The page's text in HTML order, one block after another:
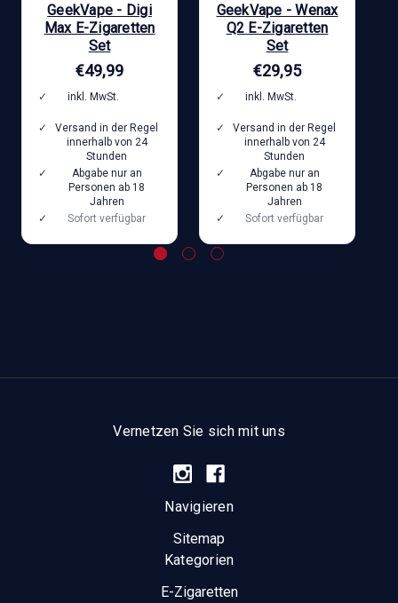
GeekVape - Digi
Max E-Zigaretten
Set
€49,99
inkl. MwSt.
Versand in der Regel
innerhalb von 24
Stunden
Abgabe nur an
Personen ab 18
Jahren
Sofort verfügbar
GeekVape - Wenax
Q2 E-Zigaretten
Set
€29,95
inkl. MwSt.
Versand in der Regel
innerhalb von 24
Stunden
Abgabe nur an
Personen ab 18
Jahren
Sofort verfügbar
Vernetzen Sie sich mit uns
Navigieren
Sitemap
Kategorien
E-Zigaretten